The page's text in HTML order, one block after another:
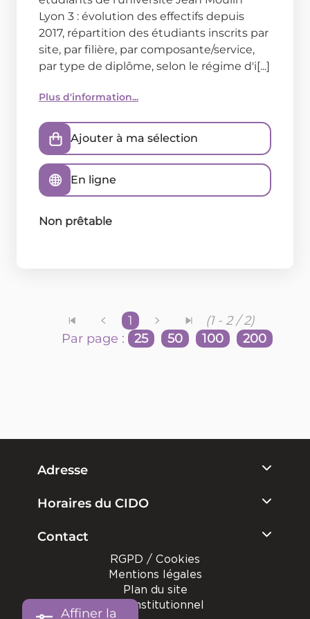
Affiner la
Lyon 3 : évolution des effectifs depuis
2017, répartition des étudiants inscrits par
site, par filière, par composante/service,
par type de diplôme, selon le régime d'i[...]
Plus d'information...
Ajouter à ma sélection
En ligne
Non prêtable
1
(1 - 2 / 2)
Par page :
25 50 100 200
Adresse
Horaires du CIDO
Contact
RGPD / Cookies
Mentions légales
Plan du site
Site institutionnel